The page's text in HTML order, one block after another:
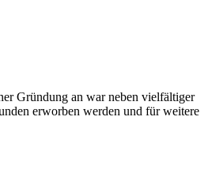
Gründung an war neben vielfältiger
erworben werden und für weitere